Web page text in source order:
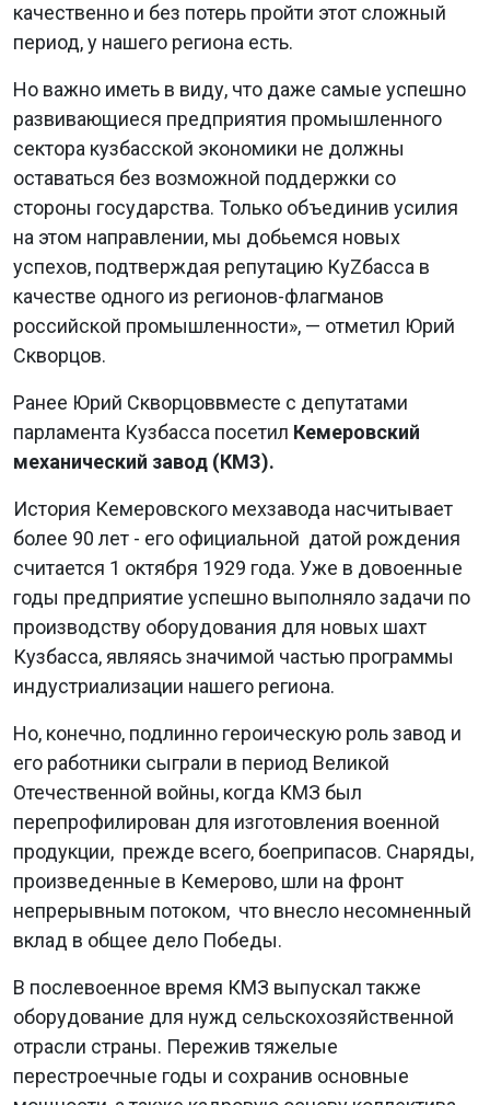
качественно и без потерь пройти этот сложный
период, у нашего региона есть.
Но важно иметь в виду, что даже самые успешно
развивающиеся предприятия промышленного
сектора кузбасской экономики не должны
оставаться без возможной поддержки со
стороны государства. Только объединив усилия
на этом направлении, мы добьемся новых
успехов, подтверждая репутацию КуZбасса в
качестве одного из регионов-флагманов
российской промышленности», — отметил Юрий
Скворцов.
Ранее Юрий Скворцоввместе с депутатами
парламента Кузбасса посетил Кемеровский
механический завод (КМЗ).
История Кемеровского мехзавода насчитывает
более 90 лет - его официальной датой рождения
считается 1 октября 1929 года. Уже в довоенные
годы предприятие успешно выполняло задачи по
производству оборудования для новых шахт
Кузбасса, являясь значимой частью программы
индустриализации нашего региона.
Но, конечно, подлинно героическую роль завод и
его работники сыграли в период Великой
Отечественной войны, когда КМЗ был
перепрофилирован для изготовления военной
продукции, прежде всего, боеприпасов. Снаряды,
произведенные в Кемерово, шли на фронт
непрерывным потоком, что внесло несомненный
вклад в общее дело Победы.
В послевоенное время КМЗ выпускал также
оборудование для нужд сельскохозяйственной
отрасли страны. Пережив тяжелые
перестроечные годы и сохранив основные